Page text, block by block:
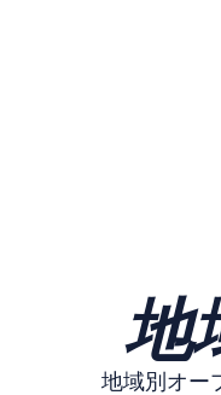
地
地域別オー